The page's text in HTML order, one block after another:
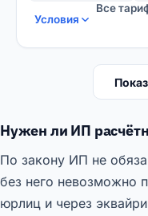
Условия
Все
Нужен ли ИП
По закону ИП не
без него невозможно
юрлиц и через